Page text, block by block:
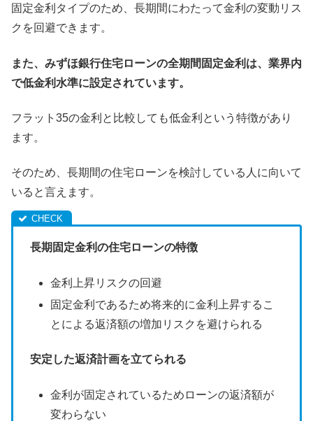
固定金利タイプのため、長期間にわたって金利の変動リス
クを回避できます。
また、みずほ銀行住宅ローンの全期間固定金利は、業界内
で低金利水準に設定されています。
フラット35の金利と比較しても低金利という特徴があり
ます。
そのため、長期間の住宅ローンを検討している人に向いて
いると言えます。
長期固定金利の住宅ローンの特徴
金利上昇リスクの回避
固定金利であるため将来的に金利上昇するこ
とによる返済額の増加リスクを避けられる
安定した返済計画を立てられる
金利が固定されているためローンの返済額が
変わらない